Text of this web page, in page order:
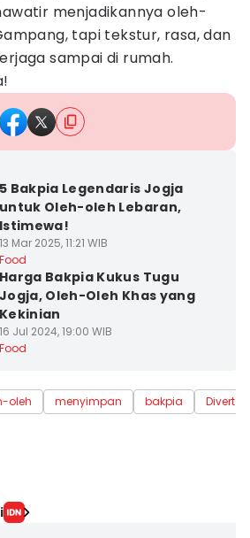
menjadikannya oleh-
tapi tekstur, rasa, dan
sampai di rumah.
5 Bakpia Legendaris Jogja
untuk Oleh-oleh Lebaran,
Istimewa!
13 Mar 2025, 11:21 WIB
Food
Harga Bakpia Kukus Tugu
Jogja, Oleh-Oleh Khas yang
Kekinian
16 Jul 2024, 19:00 WIB
Food
oleh menyimpan bakpia
Divert